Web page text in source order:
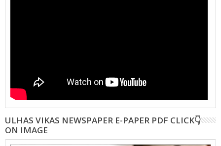
ULHAS VIKAS NEWSPAPER E-PAPER PDF CLICK👇
ON IMAGE